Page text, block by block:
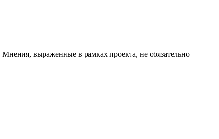
выраженные в рамках проекта, не обязательно